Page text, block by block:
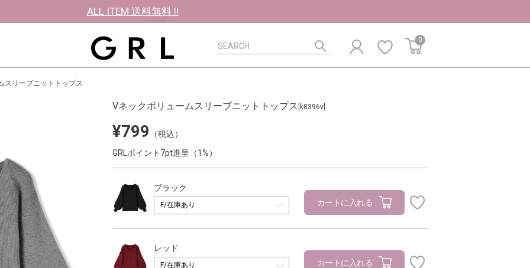
ALL ITEM 送料無料 !!
0
スリーブニットトップス
Vネックボリュームスリーブニットトップス [k8396v]
¥799
（税込）
GRLポイント7pt進呈（1%）
ブラック
カートに入れる
レッド
カートに入れる